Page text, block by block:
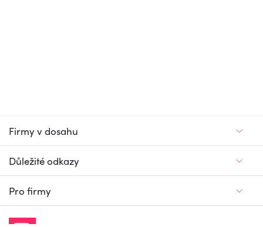
Firmy v dosahu
Důležité odkazy
Pro firmy